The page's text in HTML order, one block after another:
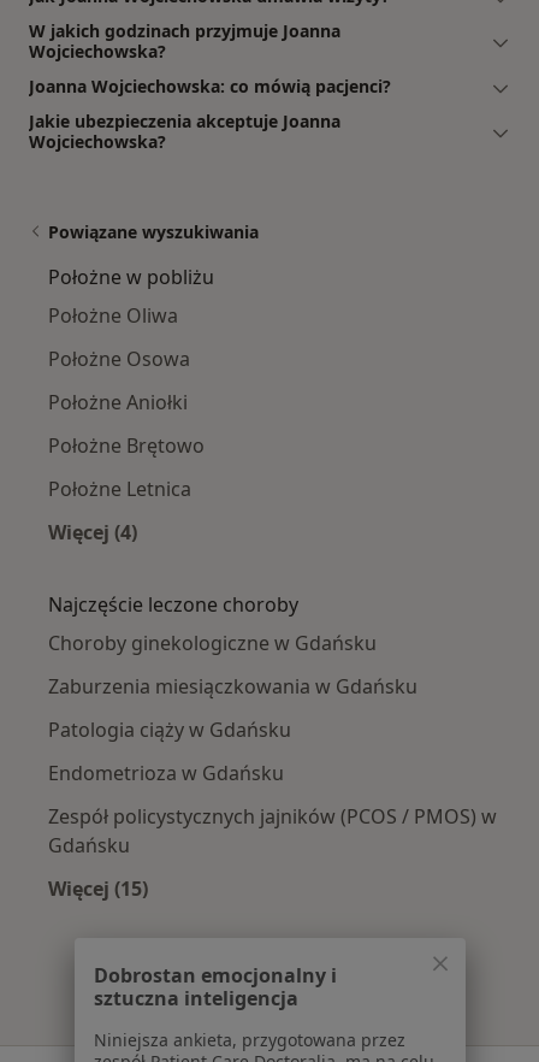
W jakich godzinach przyjmuje Joanna
Wojciechowska?
Joanna Wojciechowska: co mówią pacjenci?
Jakie ubezpieczenia akceptuje Joanna
Wojciechowska?
Powiązane wyszukiwania
Położne w pobliżu
Położne Oliwa
Położne Osowa
Położne Aniołki
Położne Brętowo
Położne Letnica
Więcej (4)
Najczęście leczone choroby
Choroby ginekologiczne w Gdańsku
Zaburzenia miesiączkowania w Gdańsku
Patologia ciąży w Gdańsku
Endometrioza w Gdańsku
Zespół policystycznych jajników (PCOS / PMOS) w
Gdańsku
Więcej (15)
Dobrostan emocjonalny i
sztuczna inteligencja
Niniejsza ankieta, przygotowana przez